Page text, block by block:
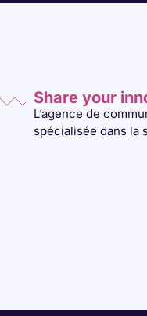
Share your
L’agence de
spécialisée dans la